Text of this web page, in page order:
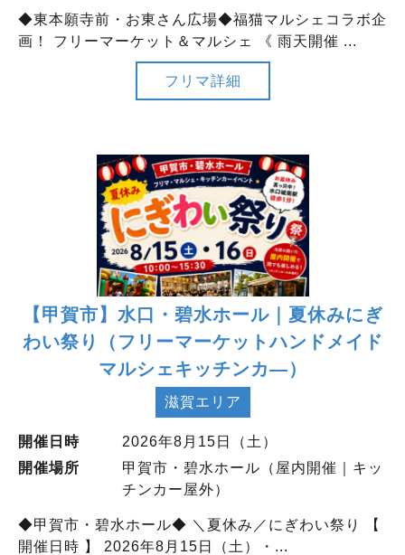
◆東本願寺前・お東さん広場◆福猫マルシェコラボ企
画！ フリーマーケット＆マルシェ 《 雨天開催 ...
フリマ詳細
【甲賀市】水口・碧水ホール｜夏休みにぎ
わい祭り（フリーマーケットハンドメイド
マルシェキッチンカ―）
滋賀エリア
開催日時
2026年8月15日（土）
開催場所
甲賀市・碧水ホール（屋内開催｜キッ
チンカー屋外）
◆甲賀市・碧水ホール◆ ＼夏休み／にぎわい祭り 【
開催日時 】 2026年8月15日（土）・...